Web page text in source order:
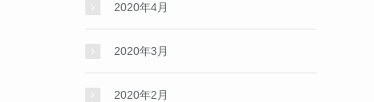
2020年4月
2020年3月
2020年2月